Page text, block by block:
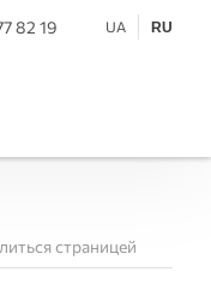
82 19 UA RU
страницей